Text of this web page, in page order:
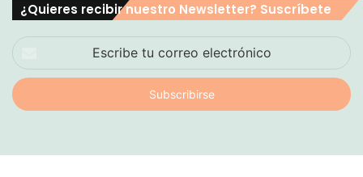
¿Quieres recibir nuestro Newsletter? Suscríbete
correo
electrónico